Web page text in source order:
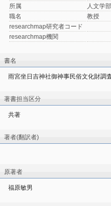
所属
人文学
職名
教授
researchmap研究者コード
researchmap機関
書名
雨宮坐日吉神社御神事民俗文化財調
著書担当区分
共著
著者(翻訳者)
原著者
福原敏男